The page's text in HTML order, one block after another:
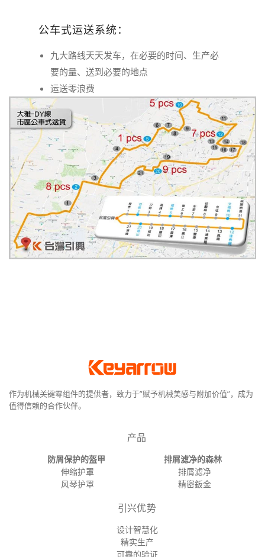
公车式运送系统：
九大路线天天发车，在必要的时间、生产必
要的量、送到必要的地点
运送零浪费
作为机械关键零组件的提供者，致力于”赋予机械美感与附加价值”，成为
值得信赖的合作伙伴。
产品
防屑保护的盔甲
伸缩护罩
风琴护罩
排屑滤净的森林
排屑滤净
精密鈑金
引兴优势
设计智慧化
精实生产
可靠的验证